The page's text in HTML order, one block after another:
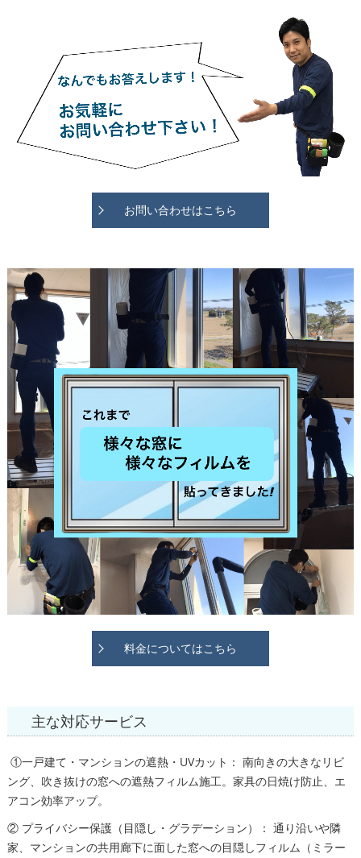
お問い合わせはこちら
料金についてはこちら
主な対応サービス
①一戸建て・マンションの遮熱・UVカット： 南向きの大きなリビ
ング、吹き抜けの窓への遮熱フィルム施工。家具の日焼け防止、エ
アコン効率アップ。
② プライバシー保護（目隠し・グラデーション）： 通り沿いや隣
家、マンションの共用廊下に面した窓への目隠しフィルム（ミラー